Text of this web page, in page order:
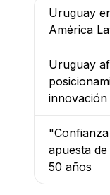
Uruguay
América
Uruguay
apuesta
50 años